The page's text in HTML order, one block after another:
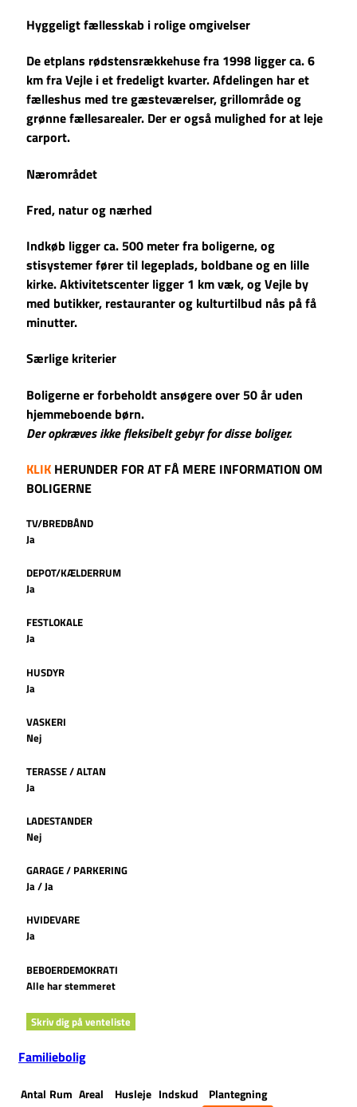
Hyggeligt fællesskab i rolige omgivelser
De etplans rødstensrækkehuse fra 1998 ligger ca. 6
km fra Vejle i et fredeligt kvarter. Afdelingen har et
fælleshus med tre gæsteværelser, grillområde og
grønne fællesarealer. Der er også mulighed for at leje
carport.
Nærområdet
Fred, natur og nærhed
Indkøb ligger ca. 500 meter fra boligerne, og
stisystemer fører til legeplads, boldbane og en lille
kirke. Aktivitetscenter ligger 1 km væk, og Vejle by
med butikker, restauranter og kulturtilbud nås på få
minutter.
Særlige kriterier
Boligerne er forbeholdt ansøgere over 50 år uden
hjemmeboende børn.
Der opkræves ikke fleksibelt gebyr for disse boliger.
KLIK HERUNDER FOR AT FÅ MERE INFORMATION OM
BOLIGERNE
TV/BREDBÅND
Ja
DEPOT/KÆLDERRUM
Ja
FESTLOKALE
Ja
HUSDYR
Ja
VASKERI
Nej
TERASSE / ALTAN
Ja
LADESTANDER
Nej
GARAGE / PARKERING
Ja / Ja
HVIDEVARE
Ja
BEBOERDEMOKRATI
Alle har stemmeret
Skriv dig på venteliste
Familiebolig
Antal Rum Areal Husleje Indskud
Plantegning